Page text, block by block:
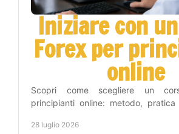
Iniziare con
Forex per
online
Scopri come scegliere un
principianti online: metodo, pratica
ogni giorno.
28 luglio 2026